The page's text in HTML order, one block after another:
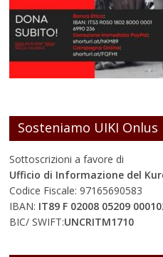
Sosteniamo UIKI Onlus
Sottoscrizioni a favore di
Ufficio di Informazione del
Codice Fiscale: 97165690583
IBAN: IT89 F 02008 05209
BIC/ SWIFT:UNCRITM1710